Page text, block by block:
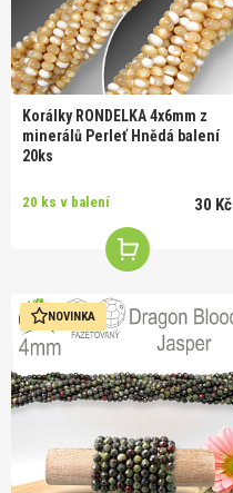
Korálky RONDELKA 4x6mm z
minerálů Perleť Hnědá balení
20ks
20 ks v balení 30 Kč
NOVINKA